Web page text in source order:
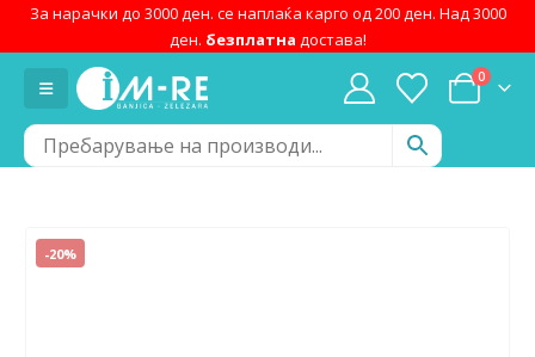
За нарачки до 3000 ден. се наплаќа карго од 200 ден. Над 3000
ден. безплатна достава!
0
-20%